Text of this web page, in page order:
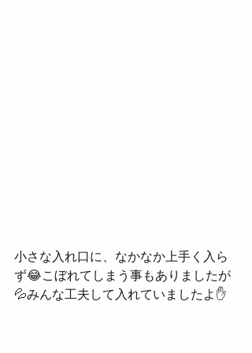
小さな入れ口に、なかなか上手く入ら
ず😂こぼれてしまう事もありましたが
💦みんな工夫して入れていましたよ✋